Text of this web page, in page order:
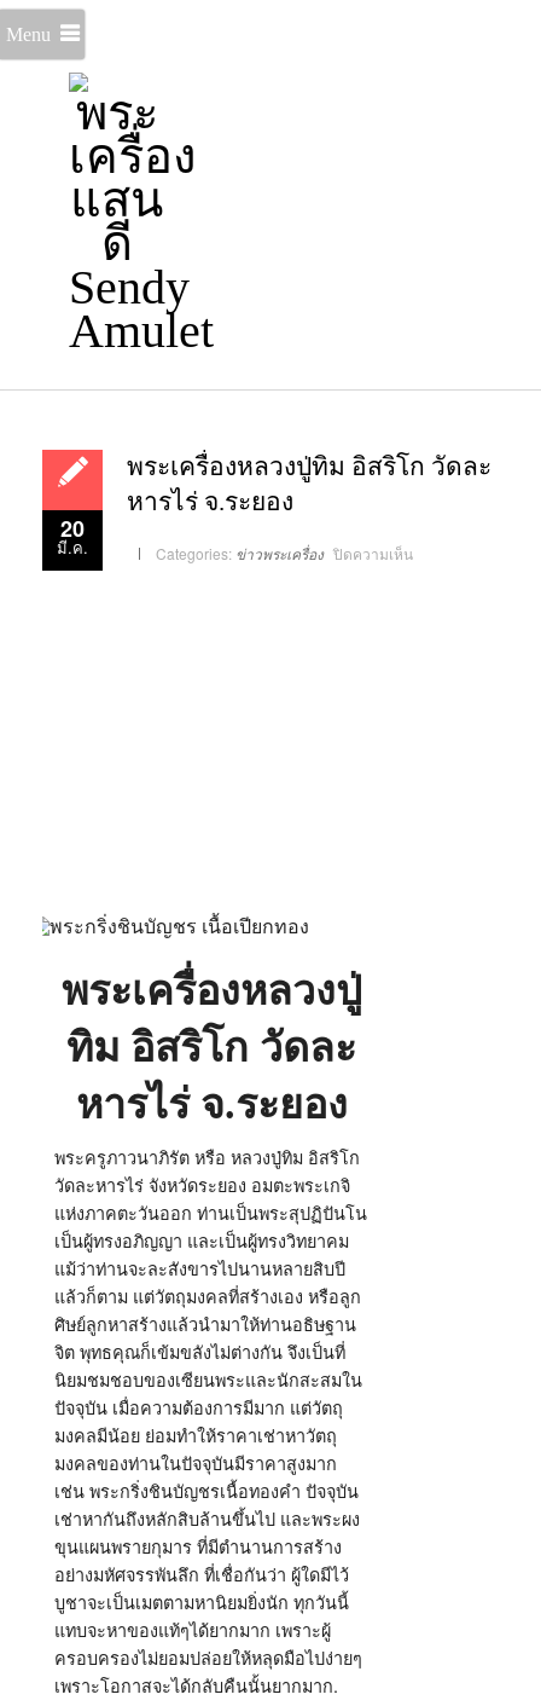
Menu
20
มี.ค.
พระเครื่องหลวงปู่ทิม อิสริโก วัดละ
หารไร่ จ.ระยอง
Categories: ข่าวพระเครื่อง ปิดความเห็นบน
พระ
พระเครื่องหลวงปู่
ทิม อิสริโก วัดละ
หารไร่ จ.ระยอง
พระครูภาวนาภิรัต หรือ หลวงปู่ทิม อิสริโก
วัดละหารไร่ จังหวัดระยอง อมตะพระเกจิ
แห่งภาคตะวันออก ท่านเป็นพระสุปฏิปันโน
เป็นผู้ทรงอภิญญา และเป็นผู้ทรงวิทยาคม
แม้ว่าท่านจะละสังขารไปนานหลายสิบปี
แล้วก็ตาม แต่วัตถุมงคลที่สร้างเอง หรือลูก
ศิษย์ลูกหาสร้างแล้วนำมาให้ท่านอธิษฐาน
จิต พุทธคุณก็เข้มขลังไม่ต่างกัน จึงเป็นที่
นิยมชมชอบของเซียนพระและนักสะสมใน
ปัจจุบัน เมื่อความต้องการมีมาก แต่วัตถุ
มงคลมีน้อย ย่อมทำให้ราคาเช่าหาวัตถุ
มงคลของท่านในปัจจุบันมีราคาสูงมาก
เช่น พระกริ่งชินบัญชรเนื้อทองคำ ปัจจุบัน
เช่าหากันถึงหลักสิบล้านขึ้นไป และพระผง
ขุนแผนพรายกุมาร ที่มีตำนานการสร้าง
อย่างมหัศจรรพันลึก ที่เชื่อกันว่า ผู้ใดมีไว้
บูชาจะเป็นเมตตามหานิยมยิ่งนัก ทุกวันนี้
แทบจะหาของแท้ๆได้ยากมาก เพราะผู้
ครอบครองไม่ยอมปล่อยให้หลุดมือไปง่ายๆ
เพราะโอกาสจะได้กลับคืนนั้นยากมาก.